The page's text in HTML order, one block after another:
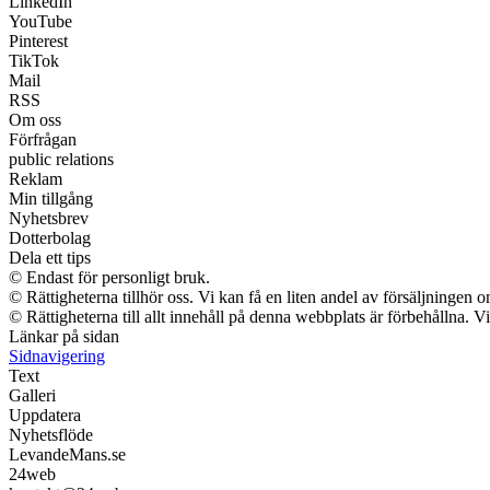
YouTube
Pinterest
TikTok
Mail
RSS
Om oss
Förfrågan
public relations
Reklam
Min tillgång
Nyhetsbrev
Dotterbolag
Dela ett tips
© Endast för personligt bruk.
© Rättigheterna tillhör oss. Vi kan få en liten andel av försäljningen
© Rättigheterna till allt innehåll på denna webbplats är förbehållna.
Länkar på sidan
Sidnavigering
Text
Galleri
Uppdatera
Nyhetsflöde
LevandeMans.se
24web